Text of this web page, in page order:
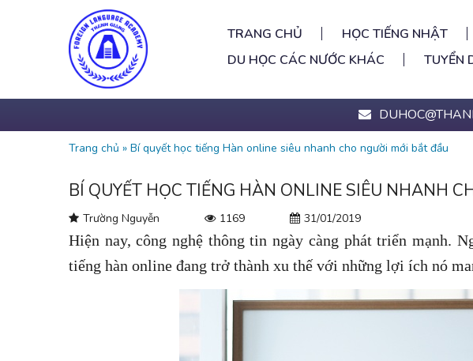
TRANG CHỦ HỌC TIẾNG NHẬT
DU HỌC CÁC NƯỚC KHÁC
TUYỂN
Trang chủ » Bí quyết học tiếng Hàn online siêu nhanh cho người mới bắt đầu
BÍ QUYẾT HỌC TIẾNG HÀN ONLINE SIÊU NHANH
Trường Nguyễn 1169 31/01/2019
Hiện nay, công nghệ thông tin ngày càng phát triển mạnh.
tiếng hàn online đang trở thành xu thế với những lợi ích nó